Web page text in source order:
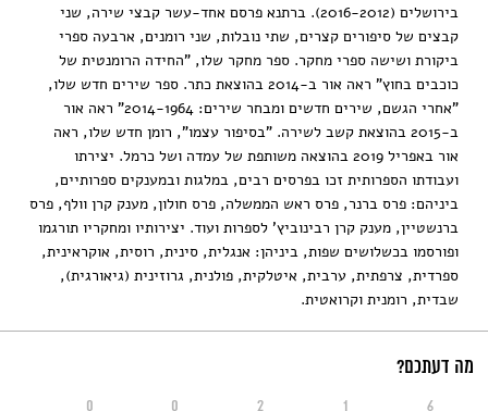
בירושלים (2016-2012). ברתנא פרסם אחד-עשר קבצי שירה, שני
קבצים של סיפורים קצרים, שתי נובלות, שני רומנים, ארבעה ספרי
ביקורת ושישה ספרי מחקר. ספר מחקר שלו, "החידה הרומנטית של
כוכבים בחוץ" ראה אור ב-2014 בהוצאת כתר. ספר שירים חדש שלו,
"אחרי הגשם, שירים חדשים ומבחר שירים: 2014-1964" ראה אור
ב-2015 בהוצאת קשב לשירה. "בסיפור עצמו", רומן חדש שלו, ראה
אור באפריל 2019 בהוצאה משותפת של עמדה ושל כרמל. יצירתו
ועבודתו הספרותית זכו בפרסים רבים, במלגות ובמענקים ספרותיים,
ביניהם: פרס ברנר, פרס ראש הממשלה, פרס חולון, מענק קרן וולף, פרס
ברנשטיין, מענק קרן רבינוביץ' לספרות ועוד. יצירותיו ומחקריו תורגמו
ופורסמו בכשלושים שפות, ביניהן: אנגלית, סינית, רוסית, אוקראינית,
ספרדית, צרפתית, ערבית, איטלקית, פולנית, גרוזינית (גיאורגית),
שבדית, רומנית וקרואטית.
מה דעתכם?
0 0 2 1 6